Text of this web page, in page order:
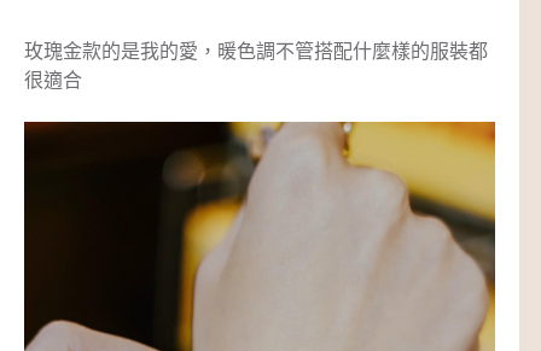
玫瑰金款的是我的愛，暖色調不管搭配什麼樣的服裝都
很適合